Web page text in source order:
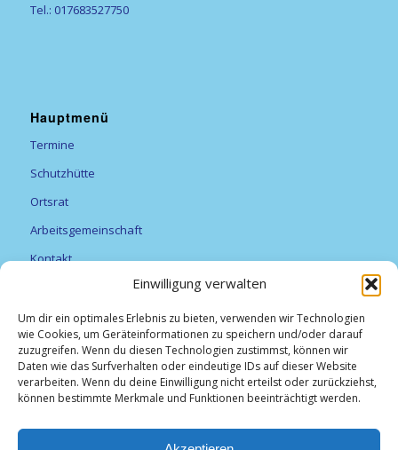
Einwilligung verwalten
Um dir ein optimales Erlebnis zu bieten, verwenden wir Technologien
wie Cookies, um Geräteinformationen zu speichern und/oder darauf
zuzugreifen. Wenn du diesen Technologien zustimmst, können wir
Daten wie das Surfverhalten oder eindeutige IDs auf dieser Website
verarbeiten. Wenn du deine Einwilligung nicht erteilst oder zurückziehst,
können bestimmte Merkmale und Funktionen beeinträchtigt werden.
Tel.: 017683527750
Hauptmenü
Termine
Schutzhütte
Ortsrat
Arbeitsgemeinschaft
Kontakt
Feuerwehr
Förderverein Alexanderturm
Obst- und Gartenbauverein Breitfurt e.V.